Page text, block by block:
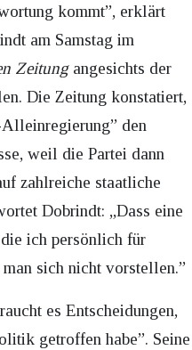
kommt”, erklärt
am Samstag im
Zeitungangesichts der
Die Zeitung konstatiert,
den
weil die Partei dann
zahlreiche staatliche
Dobrindt: „Dass eine
ich persönlich für
sich nicht vorstellen.”
es Entscheidungen,
getroffen habe”. Seine